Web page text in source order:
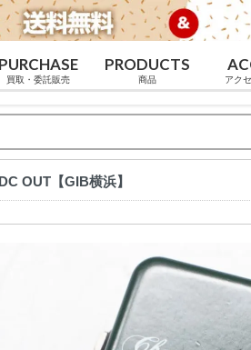
PURCHASE
買取・委託販売
PRODUCTS
商品 アク
OUT【GIB横浜】